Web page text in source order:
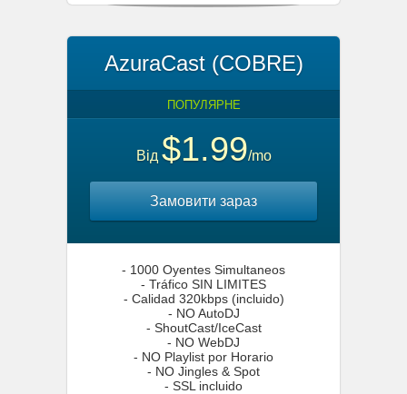
AzuraCast (COBRE)
ПОПУЛЯРНЕ
Від $1.99/mo
Замовити зараз
- 1000 Oyentes Simultaneos
- Tráfico SIN LIMITES
- Calidad 320kbps (incluido)
- NO AutoDJ
- ShoutCast/IceCast
- NO WebDJ
- NO Playlist por Horario
- NO Jingles & Spot
- SSL incluido